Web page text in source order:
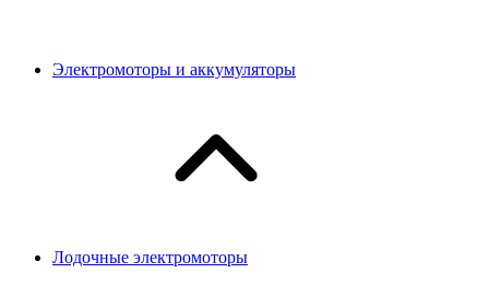
Электромоторы и аккумуляторы
Лодочные электромоторы